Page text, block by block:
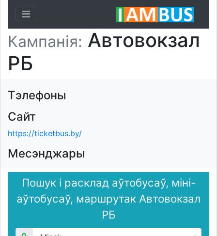
Toggle navigation
Кампанія: Автовокзал
РБ
Тэлефоны
Сайт
https://ticketbus.by/
Месэнджары
Пошук і расклад аўтобусаў, міні-
аўтобусаў, маршрутак Автовокзал
РБ